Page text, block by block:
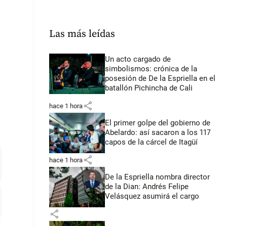
Las más leídas
Un acto cargado de
simbolismos: crónica de la
posesión de De la Espriella en el
batallón Pichincha de Cali
hace 1 hora share
El primer golpe del gobierno de
Abelardo: así sacaron a los 117
capos de la cárcel de Itagüí
hace 1 hora share
De la Espriella nombra director
de la Dian: Andrés Felipe
Velásquez asumirá el cargo
share